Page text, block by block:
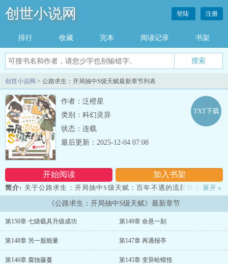
创世小说网 登陆 注册
排行 收藏 完本 阅读记录 书架
创世小说网 > 公路求生：开局抽中S级天赋最新章节列表
作者：泛橙星
类别：科幻灵异
状态：连载
开始阅读 加入书架
TXT下载
最后更新：2025-12-04 07:08
简介: 关于公路求生：开局抽中S级天赋：百年不遇的流星降临，乔予
被提前拉入一场名为‘公路求生’的死亡游戏。开局便是一条布满黄泥
的公路，远处还有几个小矮人正在搭建场景。一场漏洞旅行，让乔予
在公路上摸爬打滚，连什么地方会出现宝箱都烂熟于心。等她回到现
赋。作为科目二都没过的马路杀手，也作为提前开过几百个宝箱的求
生者，乔予当仁不让选择不耗油只耗电的老头乐。十个宝箱八块电
池，电池在手谁不笑就是狗。而关于天赋，乔予更换页面几十次，终
展开 »
《公路求生：开局抽中S级天赋》最新章节
第150章 七级载具升级成功 第149章 命悬一刻
第148章 另一股能量 第147章 再遇报亭
第146章 腐蚀藤蔓 第145章 变异蛤蟆怪